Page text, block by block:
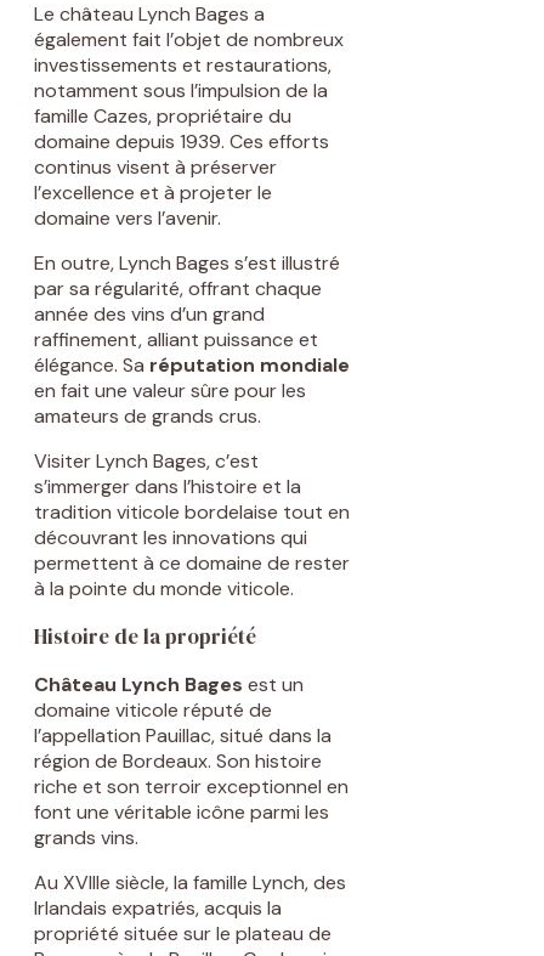
Le château Lynch Bages a
également fait l’objet de nombreux
investissements et restaurations,
notamment sous l’impulsion de la
famille Cazes, propriétaire du
domaine depuis 1939. Ces efforts
continus visent à préserver
l’excellence et à projeter le
domaine vers l’avenir.
En outre, Lynch Bages s’est illustré
par sa régularité, offrant chaque
année des vins d’un grand
raffinement, alliant puissance et
élégance. Sa réputation mondiale
en fait une valeur sûre pour les
amateurs de grands crus.
Visiter Lynch Bages, c’est
s’immerger dans l’histoire et la
tradition viticole bordelaise tout en
découvrant les innovations qui
permettent à ce domaine de rester
à la pointe du monde viticole.
Histoire de la propriété
Château Lynch Bages est un
domaine viticole réputé de
l’appellation Pauillac, situé dans la
région de Bordeaux. Son histoire
riche et son terroir exceptionnel en
font une véritable icône parmi les
grands vins.
Au XVIIIe siècle, la famille Lynch, des
Irlandais expatriés, acquis la
propriété située sur le plateau de